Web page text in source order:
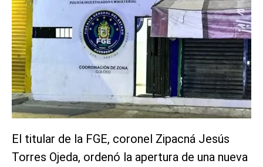
El titular de la FGE, coronel Zipacná Jesús
Torres Ojeda, ordenó la apertura de una nueva